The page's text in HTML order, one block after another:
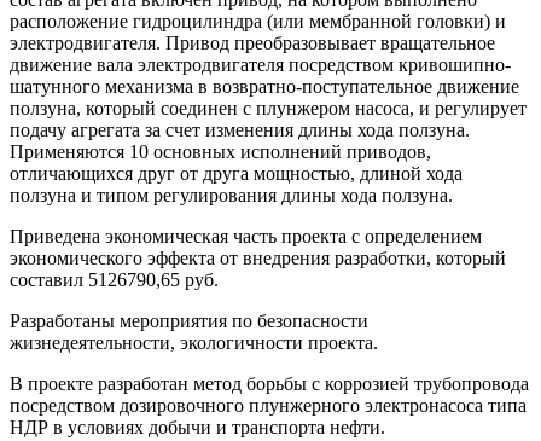
расположение гидроцилиндра (или мембранной головки) и
электродвигателя. Привод преобразовывает вращательное
движение вала электродвигателя посредством кривошипно-
шатунного механизма в возвратно-поступательное движение
ползуна, который соединен с плунжером насоса, и регулирует
подачу агрегата за счет изменения длины хода ползуна.
Применяются 10 основных исполнений приводов,
отличающихся друг от друга мощностью, длиной хода
ползуна и типом регулирования длины хода ползуна.
Приведена экономическая часть проекта с определением
экономического эффекта от внедрения разработки, который
составил 5126790,65 руб.
Разработаны мероприятия по безопасности
жизнедеятельности, экологичности проекта.
В проекте разработан метод борьбы с коррозией трубопровода
посредством дозировочного плунжерного электронасоса типа
НДР в условиях добычи и транспорта нефти.